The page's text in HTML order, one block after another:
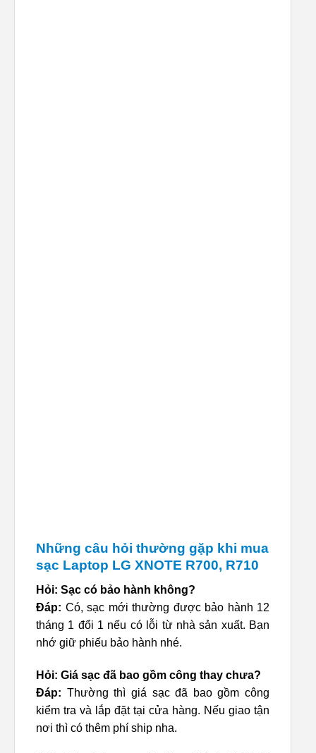
Những câu hỏi thường gặp khi mua
sạc Laptop LG XNOTE R700, R710
Hỏi: Sạc có bảo hành không?
Đáp: Có, sạc mới thường được bảo hành 12
tháng 1 đổi 1 nếu có lỗi từ nhà sản xuất. Bạn
nhớ giữ phiếu bảo hành nhé.
Hỏi: Giá sạc đã bao gồm công thay chưa?
Đáp: Thường thì giá sạc đã bao gồm công
kiểm tra và lắp đặt tại cửa hàng. Nếu giao tận
nơi thì có thêm phí ship nha.